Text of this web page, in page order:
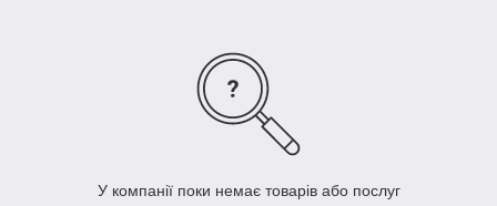
У компанії поки немає товарів або послуг